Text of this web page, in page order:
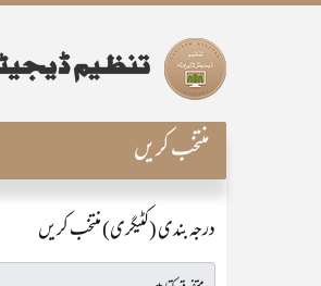
منتخب کریں
درجہ بندی (کٹیگری) منتخب کریں